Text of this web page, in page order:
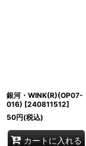
銀河・WINK(R)(OP07-
016) [240811512]
50円(税込)
カートに入れる